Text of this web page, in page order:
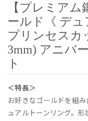
【プレミア
ールド《 デュ
プリンセスカ
3mm) アニバ
ト
＜特長＞
お好きなゴールドを組
ュアルトーンリング。